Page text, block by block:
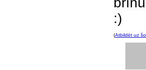
:)
(Atbildēt uz šo